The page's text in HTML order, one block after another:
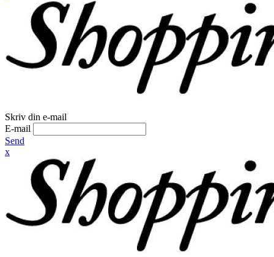
Skriv din e-mail
E-mail
Send
x